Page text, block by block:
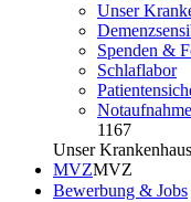
Unser
Spenden &
Schlaflabor
Notaufnahme
1167
Unser Krankenhaus
MVZMVZ
Bewerbung & Jobs